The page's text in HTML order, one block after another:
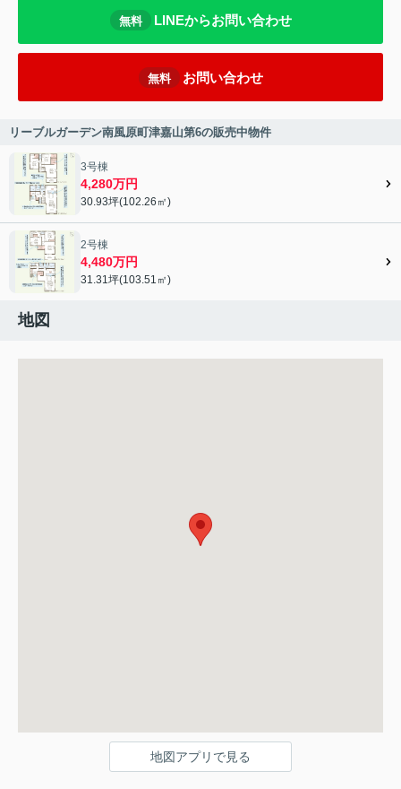
無料 LINEからお問い合わせ
無料 お問い合わせ
リーブルガーデン南風原町津嘉山第6の販売中物件
3号棟
4,280万円
30.93坪(102.26㎡)
2号棟
4,480万円
31.31坪(103.51㎡)
地図
地図アプリで見る